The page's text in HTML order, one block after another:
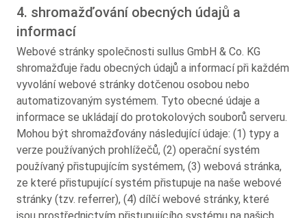
4. shromažďování obecných údajů a
informací
Webové stránky společnosti sullus GmbH & Co. KG
shromažďuje řadu obecných údajů a informací při každém
vyvolání webové stránky dotčenou osobou nebo
automatizovaným systémem. Tyto obecné údaje a
informace se ukládají do protokolových souborů serveru.
Mohou být shromažďovány následující údaje: (1) typy a
verze používaných prohlížečů, (2) operační systém
používaný přistupujícím systémem, (3) webová stránka,
ze které přistupující systém přistupuje na naše webové
stránky (tzv. referrer), (4) dílčí webové stránky, které